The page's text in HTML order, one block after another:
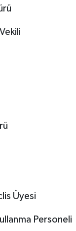
Üyesi
Personeli